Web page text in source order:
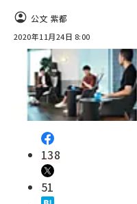
公文 紫都
2020年11月24日 8:00
138
51